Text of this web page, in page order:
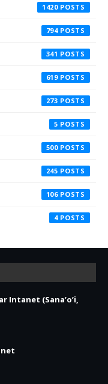
1420
794
341
619
273
5
500
245
106
4
Intanet (Sana’o’i,